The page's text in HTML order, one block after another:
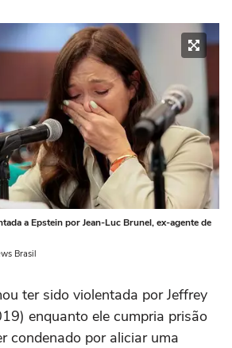
a Epstein por Jean-Luc Brunel, ex-agente de
Brasil
ter sido violentada por Jeffrey
enquanto ele cumpria prisão
condenado por aliciar uma